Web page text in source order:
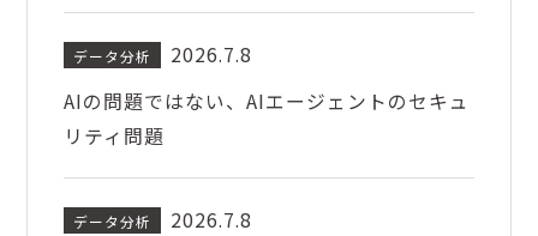
データ分析
2026.7.8
AIの問題ではない、AIエージェントのセキュ
リティ問題
データ分析
2026.7.8